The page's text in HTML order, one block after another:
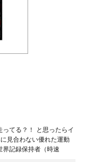
てる？！ と思ったらイ
見合わない優れた運動
界記録保持者（時速